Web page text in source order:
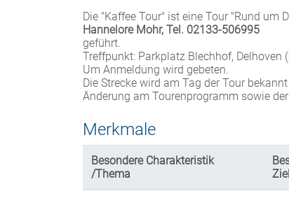
Die "Kaffee Tour" ist eine Tour "Rund um
Hannelore Mohr, Tel. 02133-506995
geführt.
Treffpunkt: Parkplatz Blechhof, Delhoven
Um Anmeldung wird gebeten.
Die Strecke wird am Tag der Tour
Änderung am Tourenprogramm sowie
Merkmale
Besondere Charakteristik
/Thema